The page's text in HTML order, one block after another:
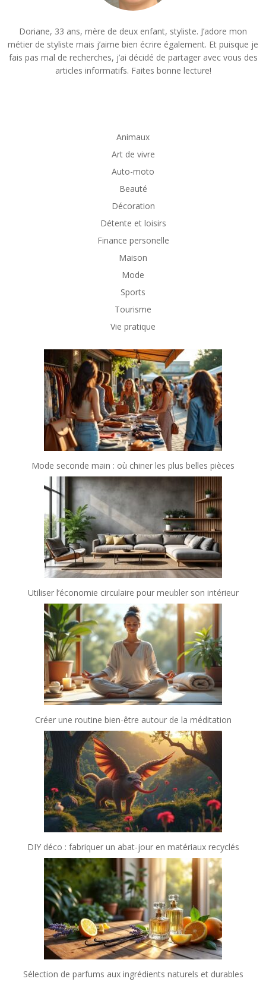
Doriane, 33 ans, mère de deux enfant, styliste. J’adore mon
métier de styliste mais j’aime bien écrire également. Et puisque je
fais pas mal de recherches, j’ai décidé de partager avec vous des
articles informatifs. Faites bonne lecture!
Animaux
Art de vivre
Auto-moto
Beauté
Décoration
Détente et loisirs
Finance personelle
Maison
Mode
Sports
Tourisme
Vie pratique
Mode seconde main : où chiner les plus belles pièces
Utiliser l’économie circulaire pour meubler son intérieur
Créer une routine bien-être autour de la méditation
DIY déco : fabriquer un abat-jour en matériaux recyclés
Sélection de parfums aux ingrédients naturels et durables